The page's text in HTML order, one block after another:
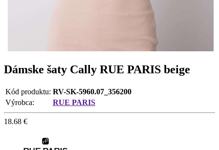
Dámske šaty Cally RUE PARIS beige
Kód produktu: RV-SK-5960.07_356200
Výrobca:
RUE PARIS
18.68 €